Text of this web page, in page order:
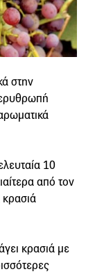
στην
ερυθρωπή
10
από τον
κρασιά με